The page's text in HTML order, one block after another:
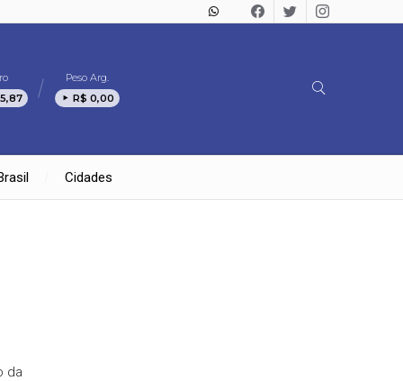
Peso Arg.
R$ 0,00
Cidades
da